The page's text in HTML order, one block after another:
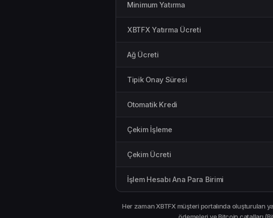
Minimum Yatırma
XBTFX Yatırma Ücreti
Ağ Ücreti
Tipik Onay Süresi
Otomatik Kredi
Çekim İşleme
Çekim Ücreti
İşlem Hesabı Ana Para Birimi
Her zaman XBTFX müşteri portalında oluşturulan